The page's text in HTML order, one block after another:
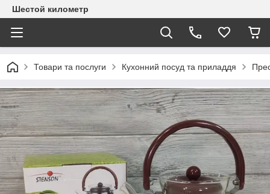
Шестой километр
Товари та послуги Кухонний посуд та приладдя